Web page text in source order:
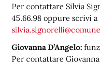
Per contattare Silvia
45.66.98 oppure scrivi a
Giovanna D’Angelo:
Per contattare